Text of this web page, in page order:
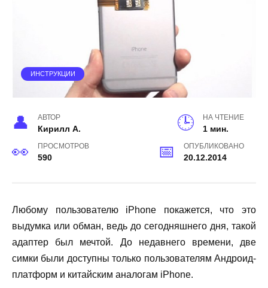
ИНСТРУКЦИИ
АВТОР
Кирилл А.
НА ЧТЕНИЕ
1 мин.
ПРОСМОТРОВ
590
ОПУБЛИКОВАНО
20.12.2014
Любому пользователю iPhone покажется, что это
выдумка или обман, ведь до сегодняшнего дня, такой
адаптер был мечтой. До недавнего времени, две
симки были доступны только пользователям Андроид-
платформ и китайским аналогам iPhone.